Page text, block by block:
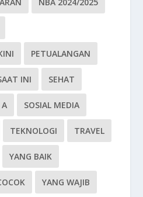
PETUALANGAN
INI SEHAT
A SOSIAL MEDIA
TEKNOLOGI TRAVEL
YANG BAIK
YANG WAJIB